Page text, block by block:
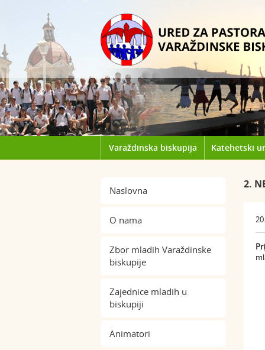
Varaždinska biskupija Katehetski
Naslovna
O nama
Zbor mladih Varaždinske
biskupije
Zajednice mladih u
biskupiji
Animatori
2.